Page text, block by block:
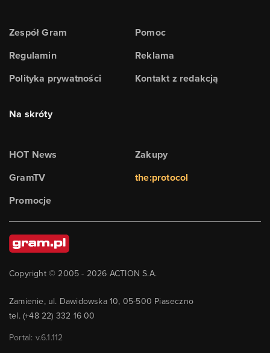
Zespół Gram
Regulamin
Polityka prywatności
Pomoc
Reklama
Kontakt z redakcją
Na skróty
HOT News
GramTV
Promocje
Zakupy
the:protocol
Copyright © 2005 - 2026 ACTION S.A.
Zamienie, ul. Dawidowska 10, 05-500 Piaseczno
tel. (+48 22) 332 16 00
Portal: v.6.1.112